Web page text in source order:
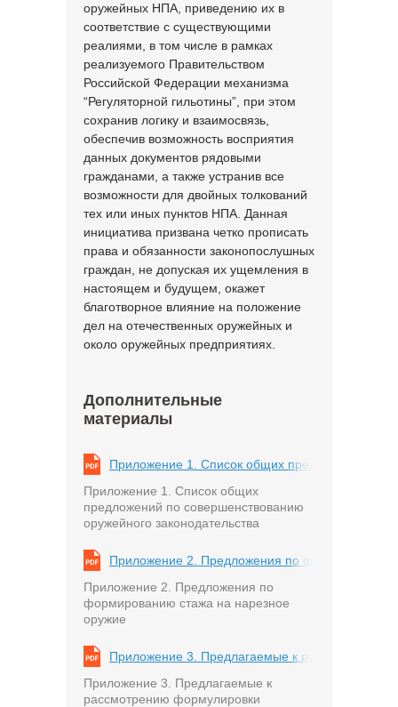
оружейных НПА, приведению их в
соответствие с существующими
реалиями, в том числе в рамках
реализуемого Правительством
Российской Федерации механизма
“Регуляторной гильотины”, при этом
сохранив логику и взаимосвязь,
обеспечив возможность восприятия
данных документов рядовыми
гражданами, а также устранив все
возможности для двойных толкований
тех или иных пунктов НПА. Данная
инициатива призвана четко прописать
права и обязанности законопослушных
граждан, не допуская их ущемления в
настоящем и будущем, окажет
благотворное влияние на положение
дел на отечественных оружейных и
около оружейных предприятиях.
Дополнительные
материалы
Приложение 1. Список общих предложений по
Приложение 1. Список общих
предложений по совершенствованию
оружейного законодательства
Приложение 2. Предложения по формированию
Приложение 2. Предложения по
формированию стажа на нарезное
оружие
Приложение 3. Предлагаемые к рассмотрению
Приложение 3. Предлагаемые к
рассмотрению формулировки